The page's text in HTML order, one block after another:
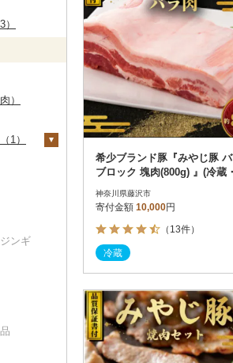
）
1）
ンナ
ンギ
決済方法
PayPay
クレジットカード決済
Amazon Pay
楽天ペイ
メルペイ
コンビニ支払い
ソフトバンクまとめて支払
d払い
金融機関(Pay-easy決済)
希少ブランド豚『みやじ豚
ブロック 塊肉(800g) 』(冷蔵
肉)
神奈川県藤沢市
寄付金額 10,000円
（13件）
冷蔵